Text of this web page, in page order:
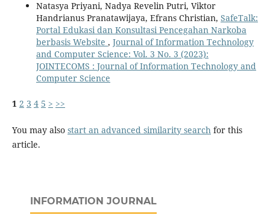
Natasya Priyani, Nadya Revelin Putri, Viktor
Handrianus Pranatawijaya, Efrans Christian, SafeTalk:
Portal Edukasi dan Konsultasi Pencegahan Narkoba
berbasis Website , Journal of Information Technology
and Computer Science: Vol. 3 No. 3 (2023):
JOINTECOMS : Journal of Information Technology and
Computer Science
1 2 3 4 5 > >>
You may also start an advanced similarity searchfor this
article.
INFORMATION JOURNAL